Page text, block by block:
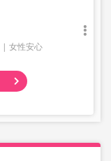
女性安心